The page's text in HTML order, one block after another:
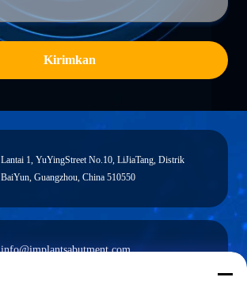
Kirimkan
Lantai 1, YuYingStreet No.10, LiJiaTang, Distrik
BaiYun, Guangzhou, China 510550
info@implantsabutment.com